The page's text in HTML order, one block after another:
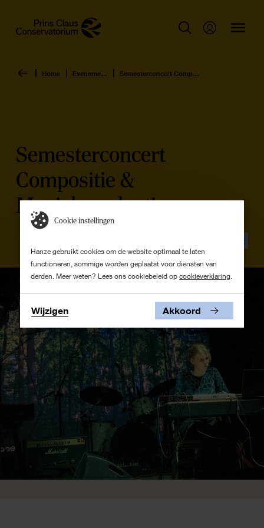
Home Evenementen overzicht Semesterconcert Compositie & Muziekproductie
Semesterconcert
Compositie &
Muziekproductie
Evenement
Cookie instellingen
Hanze gebruikt cookies om de website optimaal te laten
functioneren, sommige worden geplaatst voor diensten van
derden. Meer weten? Lees ons cookiebeleid opcookieverklaring.
Wijzigen Akkoord